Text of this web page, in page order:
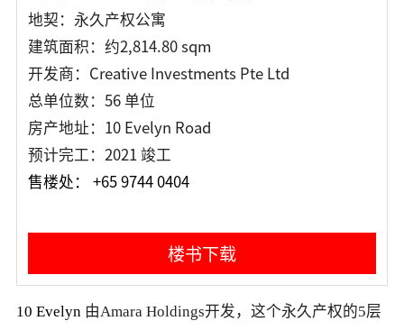
地契：永久产权公寓
建筑面积：约2,814.80 sqm
开发商：Creative Investments Pte Ltd
总单位数：56 单位
房产地址：10 Evelyn Road
预计完工：2021 竣工
售楼处： +65 9744 0404
楼书下载
10 Evelyn 由Amara Holdings开发，这个永久产权的5层